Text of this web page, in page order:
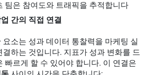
팀은 참여도와 트래픽을 추적합니다
간의 직접 연결
요소는 성과 데이터 통찰력을 마케팅 실
결하는 것입니다. 지표가 성과 변화를 드
빠르게 할 수 있어야 합니다. 이 연결은